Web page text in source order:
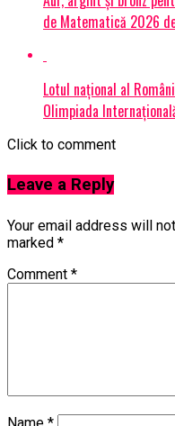
de Matematică 2026
Lotul național al
Olimpiada
Click to comment
Leave a Reply
Your email address will
marked *
Comment *